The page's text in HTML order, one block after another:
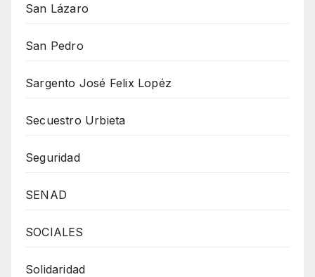
San Lázaro
San Pedro
Sargento José Felix Lopéz
Secuestro Urbieta
Seguridad
SENAD
SOCIALES
Solidaridad